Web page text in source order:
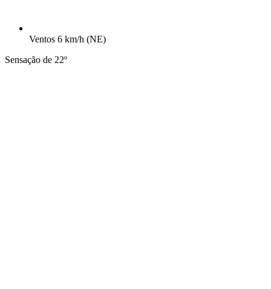
Ventos 6 km/h (NE)
Sensação de 22º